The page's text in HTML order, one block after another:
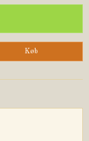
Køb